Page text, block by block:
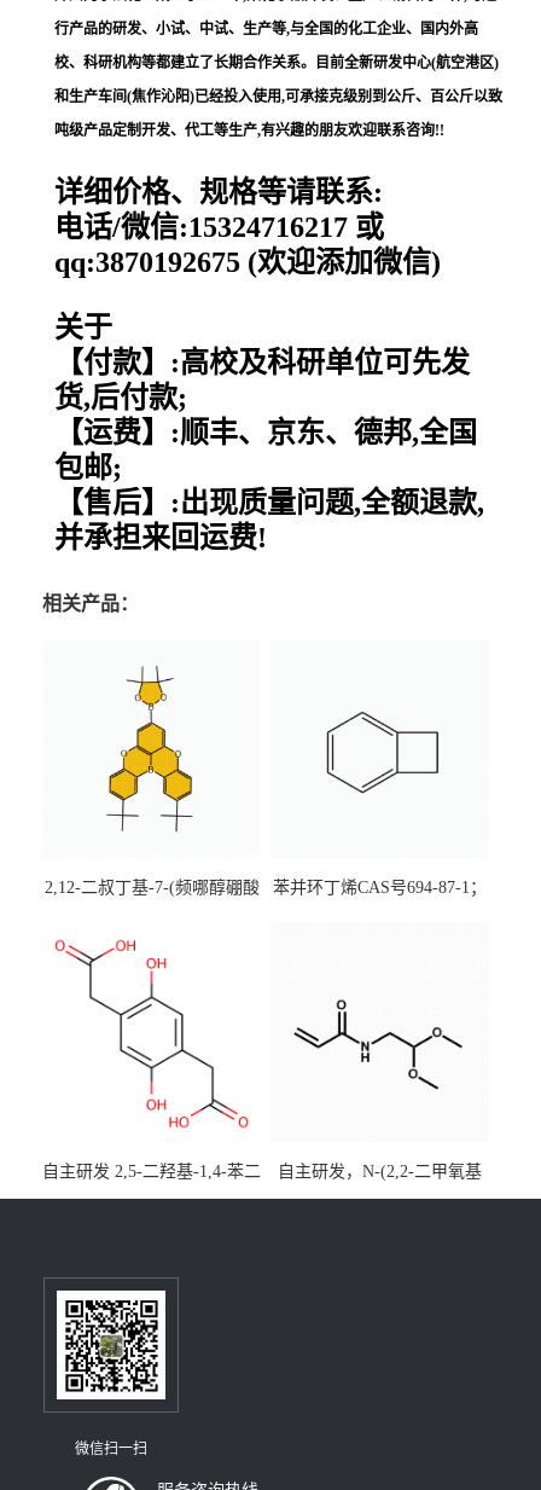
行产品的研发、小试、中试、生产等,与全国的化工企业、国内外高
校、科研机构等都建立了长期合作关系。目前全新研发中心(航空港区)
和生产车间(焦作沁阳)已经投入使用,可承接克级别到公斤、百公斤以致
吨级产品定制开发、代工等生产,有兴趣的朋友欢迎联系咨询!!
详细价格、规格等请联系:
电话/微信:15324716217 或
qq:3870192675 (欢迎添加微信)
关于
【付款】:高校及科研单位可先发
货,后付款;
【运费】:顺丰、京东、德邦,全国
包邮;
【售后】:出现质量问题,全额退款,
并承担来回运费!
相关产品：
2,12-二叔丁基-7-(频哪醇硼酸
[3,2,1-de]蒽CAS号2648896-
装，实验室现货直发
苯并环丁烯CAS号694-87-1；
自主研发 2,5-二羟基-1,4-苯二
乙酸CAS号5488-16-4；公斤
百公斤级可供应
自主研发，N-(2,2-二甲氧基
乙基)丙烯酰胺CAS号49707-
微信扫一扫